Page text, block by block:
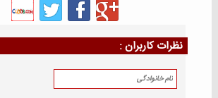
نظرات كاربران :